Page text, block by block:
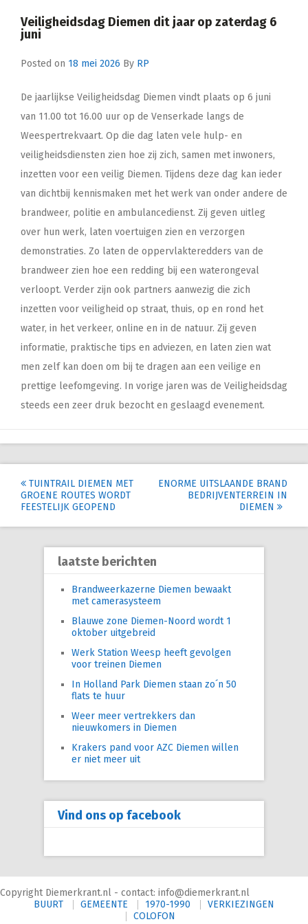
Veiligheidsdag Diemen dit jaar op zaterdag 6
juni
Posted on 18 mei 2026 By RP
De jaarlijkse Veiligheidsdag Diemen vindt plaats op 6 juni
van 11.00 tot 16.00 uur op de Venserkade langs de
Weespertrekvaart. Op die dag laten vele hulp- en
veiligheidsdiensten zien hoe zij zich, samen met inwoners,
inzetten voor een veilig Diemen. Tijdens deze dag kan ieder
van dichtbij kennismaken met het werk van onder andere de
brandweer, politie en ambulancedienst. Zij geven uitleg
over hun werk, laten voertuigen zien en verzorgen
demonstraties. Zo laten de oppervlakteredders van de
brandweer zien hoe een redding bij een waterongeval
verloopt. Verder zijn ook partners aanwezig die zich
inzetten voor veiligheid op straat, thuis, op en rond het
water, in het verkeer, online en in de natuur. Zij geven
informatie, praktische tips en adviezen, en laten zien wat
men zelf kan doen om bij te dragen aan een veilige en
prettige leefomgeving. In vorige jaren was de Veiligheidsdag
steeds een zeer druk bezocht en geslaagd evenement.
Post
navigation
TUINTRAIL DIEMEN MET
GROENE ROUTES WORDT
FEESTELIJK GEOPEND
ENORME UITSLAANDE BRAND
BEDRIJVENTERREIN IN
DIEMEN
laatste berichten
Brandweerkazerne Diemen bewaakt
met camerasysteem
Blauwe zone Diemen-Noord wordt 1
oktober uitgebreid
Werk Station Weesp heeft gevolgen
voor treinen Diemen
In Holland Park Diemen staan zo´n 50
flats te huur
Weer meer vertrekkers dan
nieuwkomers in Diemen
Krakers pand voor AZC Diemen willen
er niet meer uit
Vind ons op facebook
Copyright Diemerkrant.nl - contact: info@diemerkrant.nl
BUURT
GEMEENTE 1970-1990
VERKIEZINGEN
COLOFON